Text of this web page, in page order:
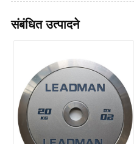
संबंधित उत्पादने